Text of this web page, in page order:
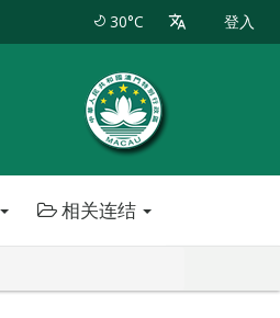
30°C 登入
相关连结